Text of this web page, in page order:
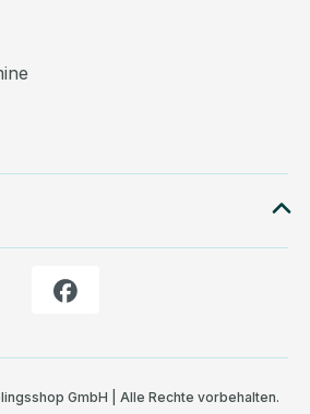
GmbH | Alle Rechte vorbehalten.